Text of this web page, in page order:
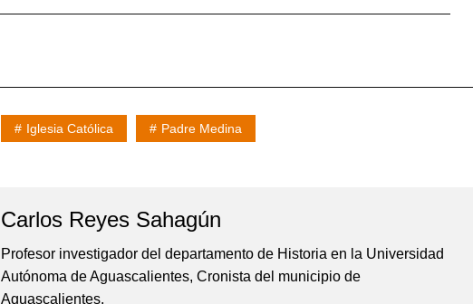
Iglesia Católica Padre Medina
Carlos Reyes Sahagún
Profesor investigador del departamento de Historia en la Universidad
Autónoma de Aguascalientes, Cronista del municipio de
Aguascalientes.